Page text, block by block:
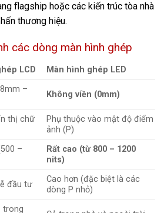
flagship hoặc các kiến trúc tòa nhà
thương hiệu.
các dòng màn hình ghép
LCD Màn hình ghép LED
–
Không viền (0mm)
thị chữ
Phụ thuộc vào mật độ điểm
ảnh (P)
–
Rất cao (từ 800 – 1200
nits)
đầu tư
Cao hơn (đặc biệt là các
dòng P nhỏ)
trong